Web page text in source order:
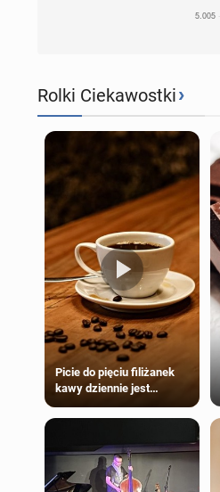
Rolki Ciekawostki›
Picie do pięciu filiżanek
kawy dziennie jest
większości dorosłych